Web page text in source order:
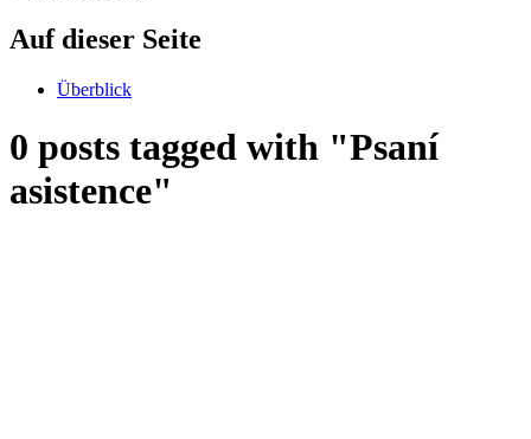
Auf dieser Seite
Überblick
0 posts tagged with "Psaní
asistence"